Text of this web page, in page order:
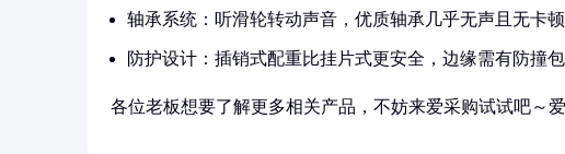
轴承系统：听滑轮转动声音，优质轴承几乎无声且无卡顿
防护设计：插销式配重比挂片式更安全，边缘需有防撞
各位老板想要了解更多相关产品，不妨来爱采购试试吧～